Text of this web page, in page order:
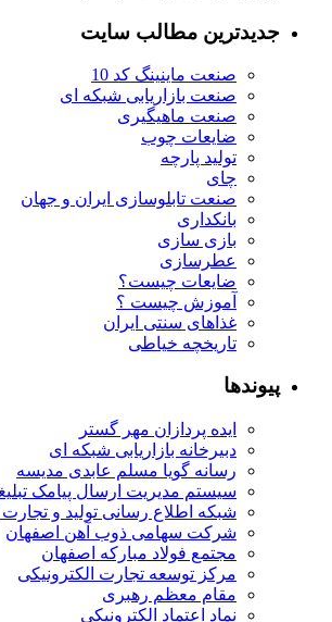
جدیدترین مطالب سایت
صنعت ماینینگ کد 10
صنعت بازاریابی شبکه ای
صنعت ماهیگیری
ضایعات چوب
تولید پارچه
چای
صنعت تابلوسازی ایران و جهان
بانکداری
بازی سازی
عطرسازی
ضایعات چیست؟
آموزش چیست ؟
غذاهای سنتی ایران
تاریخچه خیاطی
پیوندها
ایده پردازان مهر گستر
دبیرخانه بازاریابی شبکه ای
رسانه گویا مسلم عابدی مدیسه
سیستم مدیریت ارسال پیامک
شبکه اطلاع رسانی تولید و تجارت
شرکت سهامی ذوب آهن اصفهان
مجتمع فولاد مبارکه اصفهان
مرکز توسعه تجارت الکترونیکی
مقام معظم رهبری
نماد اعتماد الکترونیکی